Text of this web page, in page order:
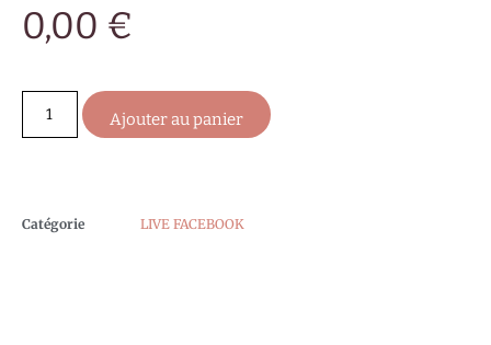
0,00 €
Ajouter au panier
Catégorie LIVE FACEBOOK